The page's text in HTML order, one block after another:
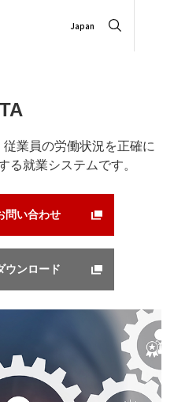
Japan
従業員の労働状況を正確に
る就業システムです。
問い合わせ
ウンロード